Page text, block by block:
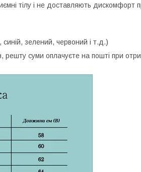
тілу і не доставляють дискомфорт
синій, зелений, червоний і т.д.)
суми оплачуєте на пошті при